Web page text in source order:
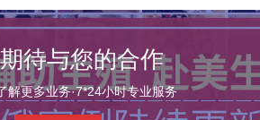
待与您的合作
解更多业务·7*24小时专业服务